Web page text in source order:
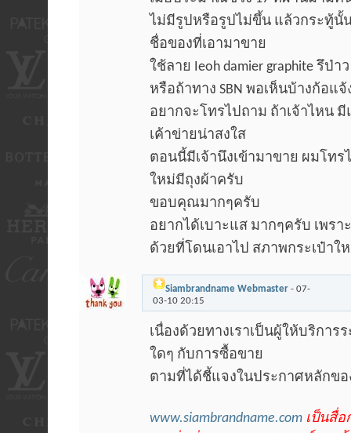
ไม่มีรูปหรือรูปไม่ขึ้น แล้วกระทู้นั้
ชื่อของที่เอามาขาย
ใช้ลาย Ieoh damier graphite รึ
หรือถ้าทาง SBN พอเห็นบ้างก้อแ
อยากจะโทรไปถาม ถ้าเจ้าไหน
เค้าข่ายน่าสงใส
ตอนนี้มีเจ้านึงเข้ามาขาย ผมโทร
ใหม่มีถุงผ้าครับ
ขอบคุณมากๆครับ
อยากได้เบาะแส มากๆครับ เพร
ด้วยที่โดนเอาไป สภาพกระเป๋าใ
Siambrandname Webmaster- 07-
03-10 20:15
เนื่องด้วยทางเราเป็นผู้ให้บริการ
ใดๆ กับการซื้อขาย
ตามที่ได้ชี้แจงในประกาศหลักข
www.siambrandname.comเป็นสื่อ